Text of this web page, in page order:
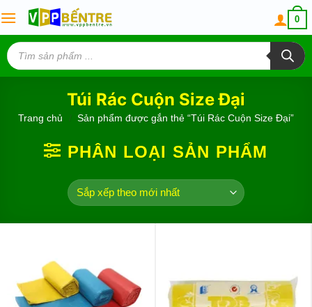
to
content
0
Tìm
kiếm
sản
phẩm
Túi Rác Cuộn Size Đại
Trang chủ Sản phẩm được gắn thẻ “Túi Rác Cuộn Size Đại”
PHÂN LOẠI SẢN PHẨM